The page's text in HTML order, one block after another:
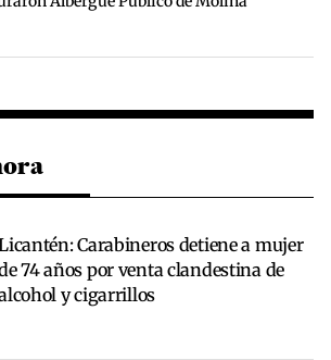
Carabineros detiene a mujer
74 años por venta clandestina de
y cigarrillos